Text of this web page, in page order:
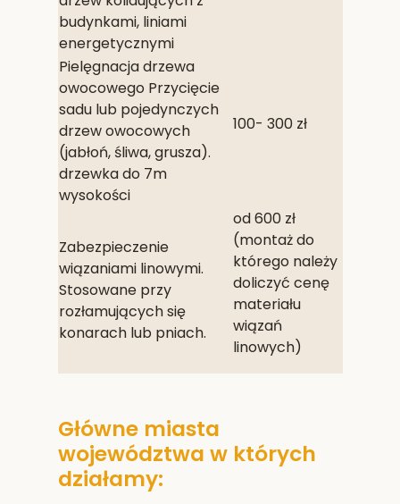
budynkami, liniami
energetycznymi
Pielęgnacja drzewa
owocowego Przycięcie
sadu lub pojedynczych
drzew owocowych
(jabłoń, śliwa, grusza).
drzewka do 7m
wysokości
100- 300 zł
Zabezpieczenie
wiązaniami linowymi.
Stosowane przy
rozłamujących się
konarach lub pniach.
od 600 zł
(montaż do
którego należy
doliczyć cenę
materiału
wiązań
linowych)
Główne miasta
województwa w których
działamy: